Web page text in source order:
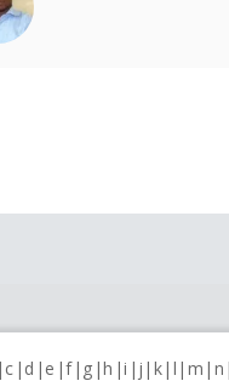
c d e f g h i j k l m n